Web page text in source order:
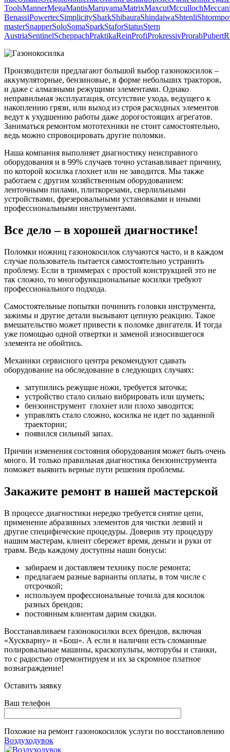
ToolsMannerMegaMantisMaruyamaMatrixMaxcutMcculloch
BenassiPowertecSimplicitySharkShibauraShindaiwaShtenli
masterSnapperSoloSomaSparkStaforStatusStern
AustriaSentinelScheppachPraktikaReinProfiProkressivProrabPubert
Производители предлагают большой выбор газонокосилок –
аккумуляторные, бензиновые, в форме небольших тракторов,
и даже с алмазными режущими элементами. Однако
неправильная эксплуатация, отсутствие ухода, ведущего к
накоплению грязи, или выход из строя расходных элементов
ведут к ухудшению работы даже дорогостоящих агрегатов.
Заниматься ремонтом мототехники не стоит самостоятельно,
ведь можно спровоцировать другие поломки.
Наша компания выполняет диагностику неисправного
оборудования и в 99% случаев точно устанавливает причину,
по которой косилка глохнет или не заводится. Мы также
работаем с другим хозяйственным оборудованием:
ленточными пилами, плиткорезами, сверлильными
устройствами, фрезеровальными установками и иными
профессиональными инструментами.
Все дело – в хорошей диагностике!
Поломки ножниц газонокосилок случаются часто, и в каждом
случае пользователь пытается самостоятельно устранить
проблему. Если в триммерах с простой конструкцией это не
так сложно, то многофункциональные косилки требуют
профессионального подхода.
Самостоятельные попытки починить головки инструмента,
зажимы и другие детали вызывают цепную реакцию. Такое
вмешательство может привести к поломке двигателя. И тогда
уже помощью одной отвертки и заменой износившегося
элемента не обойтись.
Механики сервисного центра рекомендуют сдавать
оборудование на обследование в следующих случаях:
затупились режущие ножи, требуется заточка;
устройство стало сильно вибрировать или шуметь;
бензоинструмент глохнет или плохо заводится;
управлять стало сложно, косилка не идет по заданной
траектории;
появился сильный запах.
Причин изменения состояния оборудования может быть очень
много. И только правильная диагностика бензоинструмента
поможет выявить верные пути решения проблемы.
Закажите ремонт в нашей мастерской
В процессе диагностики нередко требуется снятие цепи,
применение абразивных элементов для чистки лезвий и
другие специфические процедуры. Доверив эту процедуру
нашим мастерам, клиент сбережет время, деньги и руки от
травм. Ведь каждому доступны наши бонусы:
забираем и доставляем технику после ремонта;
предлагаем разные варианты оплаты, в том числе с
отсрочкой;
используем профессиональные точила для косилок
разных брендов;
постоянным клиентам дарим скидки.
Восстанавливаем газонокосилки всех брендов, включая
«Хускварну» и «Бош». А если в наличии есть сломанные
полировальные машины, краскопульты, моторубы и станки,
то с радостью отремонтируем и их за скромное платное
вознаграждение!
Оставить заявку
Ваш телефон
Похожие на ремонт газонокосилок услуги по восстановлению
Воздуходувок